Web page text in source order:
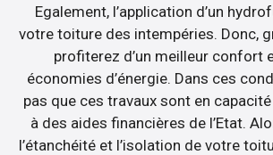
Egalement, l’application d’un
votre toiture des intempéries. Donc,
profiterez d’un meilleur confort
économies d’énergie. Dans ces
pas que ces travaux sont en
à des aides financières de l’Etat.
l’étanchéité et l’isolation de votre